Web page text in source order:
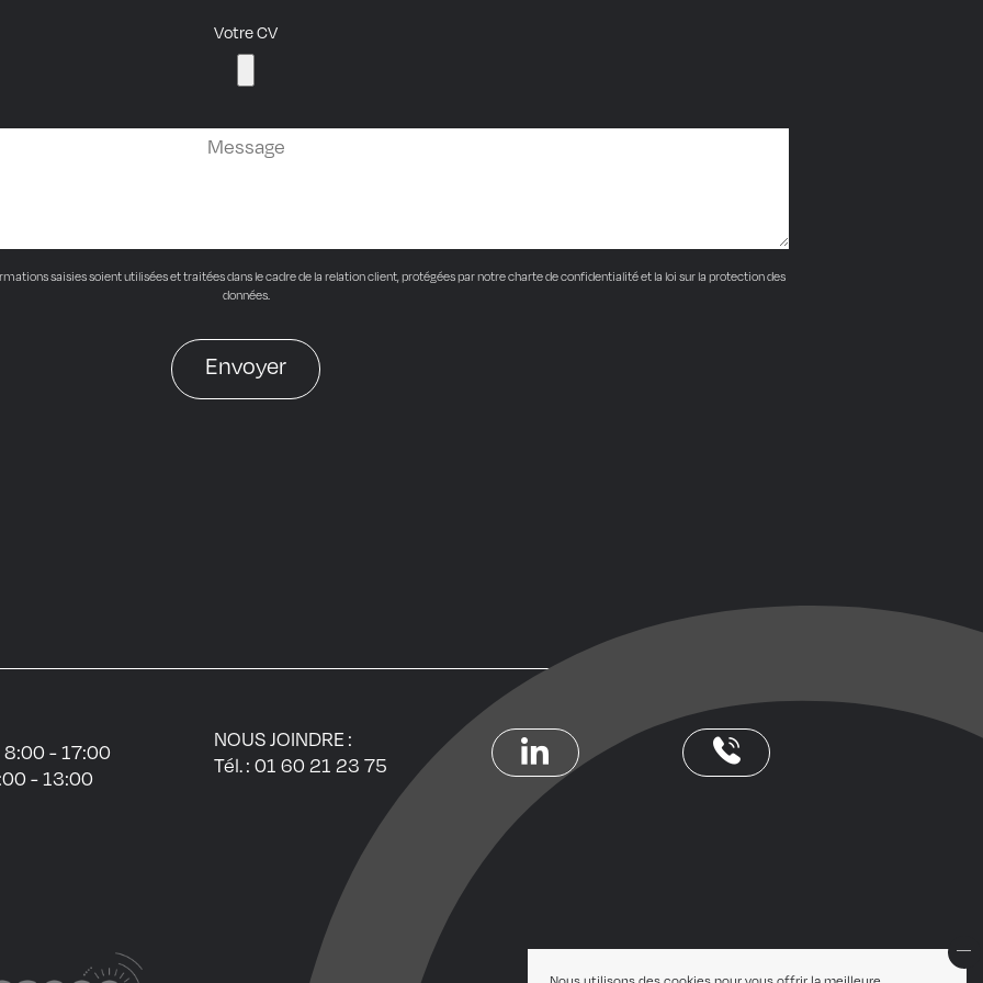
Votre CV
saisies soient utilisées et traitées dans le cadre de la relation client, protégées par notre charte de confidentialité et la loi sur la protection des
données.
8:00 - 17:00
- 13:00
NOUS JOINDRE :
Tél. : 01 60 21 23 75